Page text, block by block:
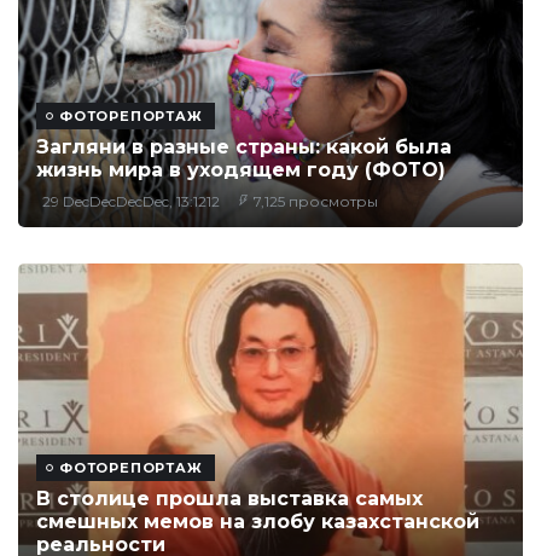
ФОТОРЕПОРТАЖ
Загляни в разные страны: какой была
жизнь мира в уходящем году (ФОТО)
29 DecDecDecDec, 13:1212 7,125 просмотры
ФОТОРЕПОРТАЖ
В столице прошла выставка самых
смешных мемов на злобу казахстанской
реальности